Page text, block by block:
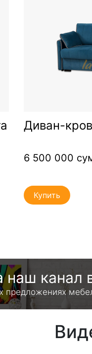
Диван-
6 500 000
Купить
канал
предложениях